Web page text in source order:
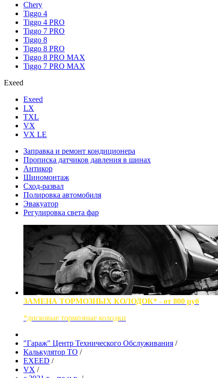
Chery
Tiggo 4
Tiggo 4 PRO
Tiggo 7 PRO
Tiggo 8
Tiggo 8 PRO
Tiggo 8 PRO MAX
Tiggo 7 PRO MAX
Exeed
Exeed
LX
TXL
VX
VX LE
Заправка и ремонт кондиционера
Прописка датчиков давления в шинах
Антикор
Шиномонтаж
Сход-развал
Полировка автомобиля
Эвакуатор
Регулировка света фар
ЗАМЕНА ТОРМОЗНЫХ КОЛОДОК* - от 800 руб
*дисковые тормозные колодки
"Гараж" Центр Технического Обслуживания /
Калькулятор ТО /
EXEED /
VX /